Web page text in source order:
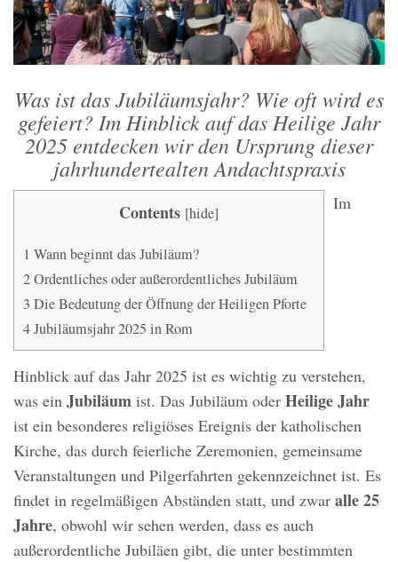
Was ist das Jubiläumsjahr? Wie oft wird es
gefeiert? Im Hinblick auf das Heilige Jahr
2025 entdecken wir den Ursprung dieser
jahrhundertealten Andachtspraxis
Contents [hide]
1 Wann beginnt das Jubiläum?
2Ordentliches oder außerordentliches Jubiläum
3 Die Bedeutung der Öffnung der Heiligen Pforte
4Jubiläumsjahr 2025 in Rom
Im
Hinblick auf das Jahr 2025 ist es wichtig zu verstehen,
was ein Jubiläum ist. Das Jubiläum oder Heilige Jahr
ist ein besonderes religiöses Ereignis der katholischen
Kirche, das durch feierliche Zeremonien, gemeinsame
Veranstaltungen und Pilgerfahrten gekennzeichnet ist. Es
findet in regelmäßigen Abständen statt, und zwar alle 25
Jahre, obwohl wir sehen werden, dass es auch
außerordentliche Jubiläen gibt, die unter bestimmten